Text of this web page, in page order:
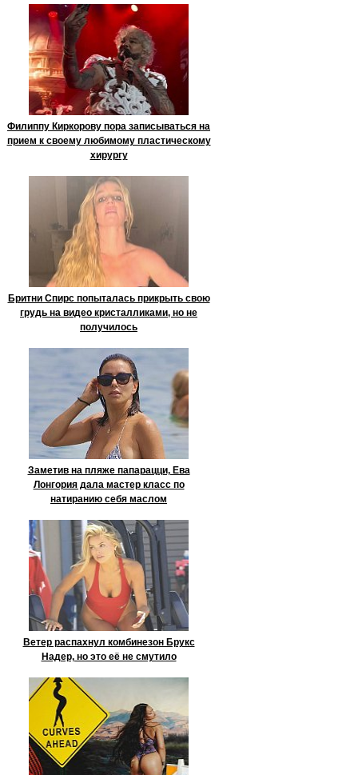
Филиппу Киркорову пора записываться на
прием к своему любимому пластическому
хирургу
Бритни Спирс попыталась прикрыть свою
грудь на видео кристалликами, но не
получилось
Заметив на пляже папарацци, Ева
Лонгория дала мастер класс по
натиранию себя маслом
Ветер распахнул комбинезон Брукс
Надер, но это её не смутило